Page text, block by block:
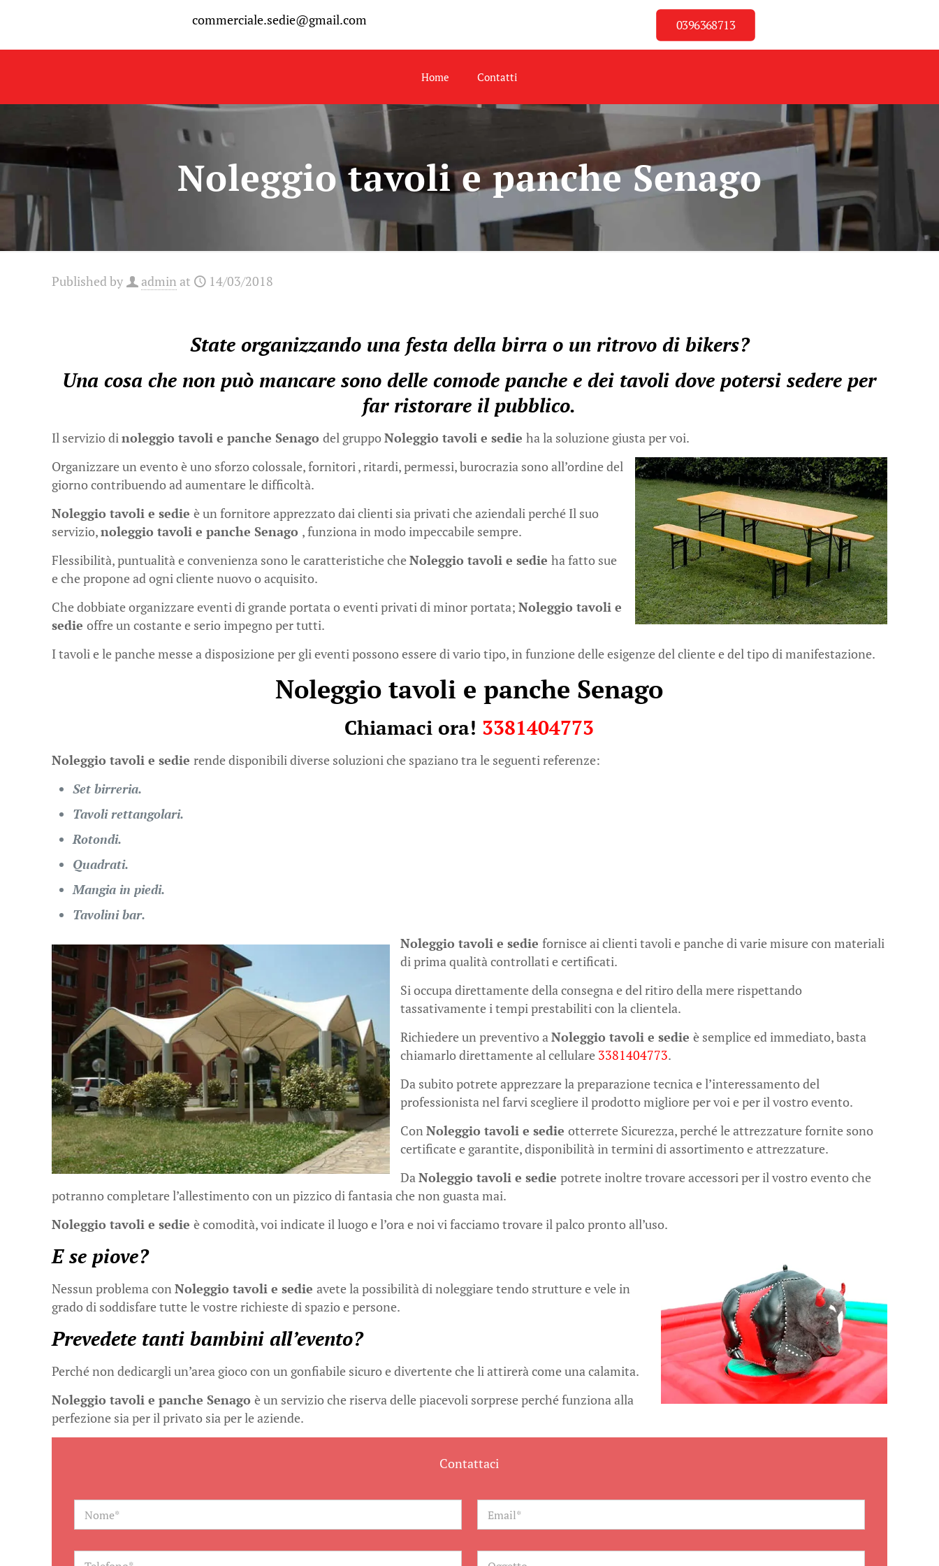
commerciale.sedie@gmail.com 0396368713
Home Contatti
Noleggio tavoli e panche Senago
Published by admin at 14/03/2018
State organizzando una festa della birra o un ritrovo di bikers?
Una cosa che non può mancare sono delle comode panche e dei tavoli dove potersi sedere per
far ristorare il pubblico.
Il servizio dinoleggio tavoli e panche Senagodel gruppoNoleggio tavoli e sedieha la soluzione giusta per voi.
Organizzare un evento è uno sforzo colossale, fornitori , ritardi, permessi, burocrazia sono all’ordine del
giorno contribuendo ad aumentare le difficoltà.
Noleggio tavoli e sedieè un fornitore apprezzato dai clienti sia privati che aziendali perché Il suo
servizio,noleggio tavoli e panche Senago , funziona in modo impeccabile sempre.
Flessibilità, puntualità e convenienza sono le caratteristiche cheNoleggio tavoli e sedieha fatto sue
e che propone ad ogni cliente nuovo o acquisito.
Che dobbiate organizzare eventi di grande portata o eventi privati di minor portata;Noleggio tavoli e
sedieoffre un costante e serio impegno per tutti.
I tavoli e le panche messe a disposizione per gli eventi possono essere di vario tipo, in funzione delle esigenze del cliente e del tipo di manifestazione.
Noleggio tavoli e panche Senago
Chiamaci ora! 3381404773
Noleggio tavoli e sedierende disponibili diverse soluzioni che spaziano tra le seguenti referenze:
Set birreria.
Tavoli rettangolari.
Rotondi.
Quadrati.
Mangia in piedi.
Tavolini bar.
Noleggio tavoli e sediefornisce ai clienti tavoli e panche di varie misure con materiali
di prima qualità controllati e certificati.
Si occupa direttamente della consegna e del ritiro della mere rispettando
tassativamente i tempi prestabiliti con la clientela.
Richiedere un preventivo aNoleggio tavoli e sedieè semplice ed immediato, basta
chiamarlo direttamente al cellulare 3381404773.
Da subito potrete apprezzare la preparazione tecnica e l’interessamento del
professionista nel farvi scegliere il prodotto migliore per voi e per il vostro evento.
ConNoleggio tavoli e sedieotterrete Sicurezza, perché le attrezzature fornite sono
certificate e garantite, disponibilità in termini di assortimento e attrezzature.
DaNoleggio tavoli e sediepotrete inoltre trovare accessori per il vostro evento che
potranno completare l’allestimento con un pizzico di fantasia che non guasta mai.
Noleggio tavoli e sedieè comodità, voi indicate il luogo e l’ora e noi vi facciamo trovare il palco pronto all’uso.
E se piove?
Nessun problema conNoleggio tavoli e sedieavete la possibilità di noleggiare tendo strutture e vele in
grado di soddisfare tutte le vostre richieste di spazio e persone.
Prevedete tanti bambini all’evento?
Perché non dedicargli un’area gioco con un gonfiabile sicuro e divertente che li attirerà come una calamita.
Noleggio tavoli e panche Senagoè un servizio che riserva delle piacevoli sorprese perché funziona alla
perfezione sia per il privato sia per le aziende.
Contattaci
N
m
*
E
a
l
T
O